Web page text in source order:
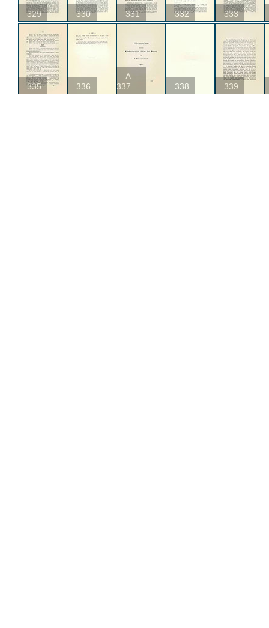
329 330 331 332 333
335 336
A
337
338 339